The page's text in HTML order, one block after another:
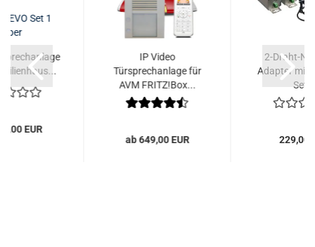
EUR
IP Video
Türsprechanlage für
AVM FRITZ!Box...
ab 649,00 EUR
2-Draht-
Adapter mit
Set...
229,00